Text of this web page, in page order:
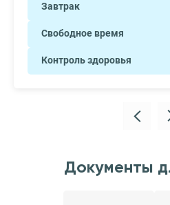
Завтрак
Свободное время
Контроль здоровья
Документы